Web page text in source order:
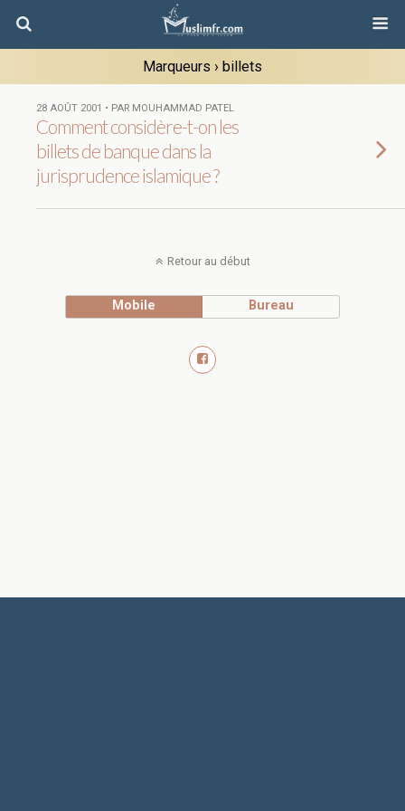
Marqueurs › billets
28 AOÛT 2001 • PAR MOUHAMMAD PATEL
Comment considère-t-on les
billets de banque dans la
jurisprudence islamique ?
Retour au début
Mobile Bureau